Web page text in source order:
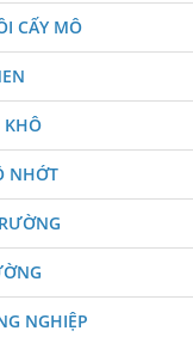
CẤY MÔ
KHÔ
NHỚT
NGHIỆP